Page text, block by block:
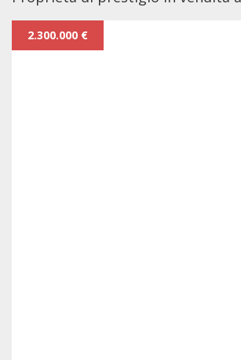
2.300.000 €